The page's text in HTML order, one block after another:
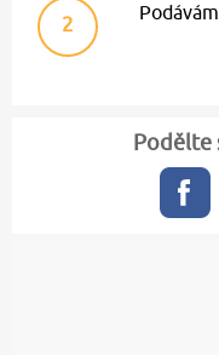
2
Podělte